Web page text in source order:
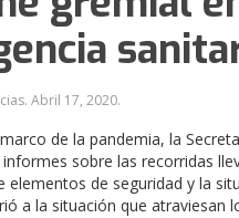
Abril 17, 2020.
de la pandemia, la
sobre las recorridas
elementos de seguridad y la
a la situación que atraviesan